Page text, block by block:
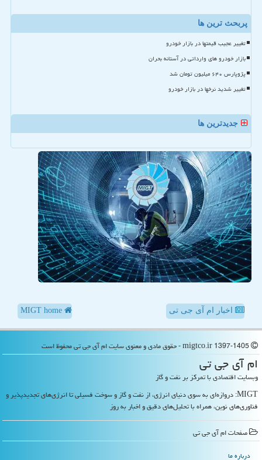
پربحث ترین ها
تغییر عجیب قیمتها در بازار خودرو
بازار خودرو های وارداتی در آستانه بحران
پژوپارس ۶۴۰ میلیون تومان شد
تغییر شدید نرخها در بازار خودرو
جدیدترین ها
اخبار ام آی جی تی
ام آی جی تی
وبسایت اقتصادی با تمرکز بر نفت و گاز
MIGT: دروازه‌ای به سوی دنیای انرژی، از نفت و گاز و سوخت فسیلی تا انرژی‌های تجدیدپذیر و
فناوری‌های نوین، همراه با تحلیل‌های دقیق و اخبار به روز
صفحات ام آی جی تی
درباره ما